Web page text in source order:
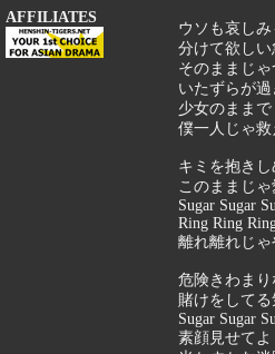
AFFILIATES
ウソも哀し
分けて欲し
そのままじ
いたずらが過
少女のまま
僕一人じゃ
キミを抱き
このままじ
Sugar Sugar
Ring Ring
離れ離れじ
危険きわま
賭けをして
Sugar Sugar
素顔見せて